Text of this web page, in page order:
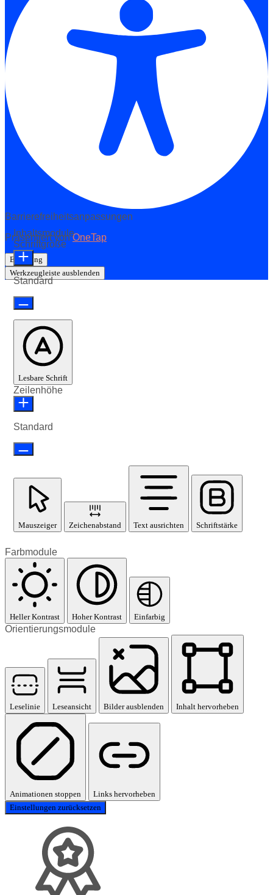
Barrierefreiheitsanpassungen
Präsentiert vonOneTap
Erklärung
Werkzeugleiste ausblenden
Inhaltsmodule
Schriftgröße
Standard
Lesbare Schrift
Zeilenhöhe
Standard
Mauszeiger Zeichenabstand Text ausrichten Schriftstärke
Farbmodule
Heller Kontrast Hoher Kontrast Einfarbig
Orientierungsmodule
Leselinie Leseansicht Bilder ausblenden Inhalt hervorheben
Animationen stoppen
Links hervorheben
Einstellungen zurücksetzen